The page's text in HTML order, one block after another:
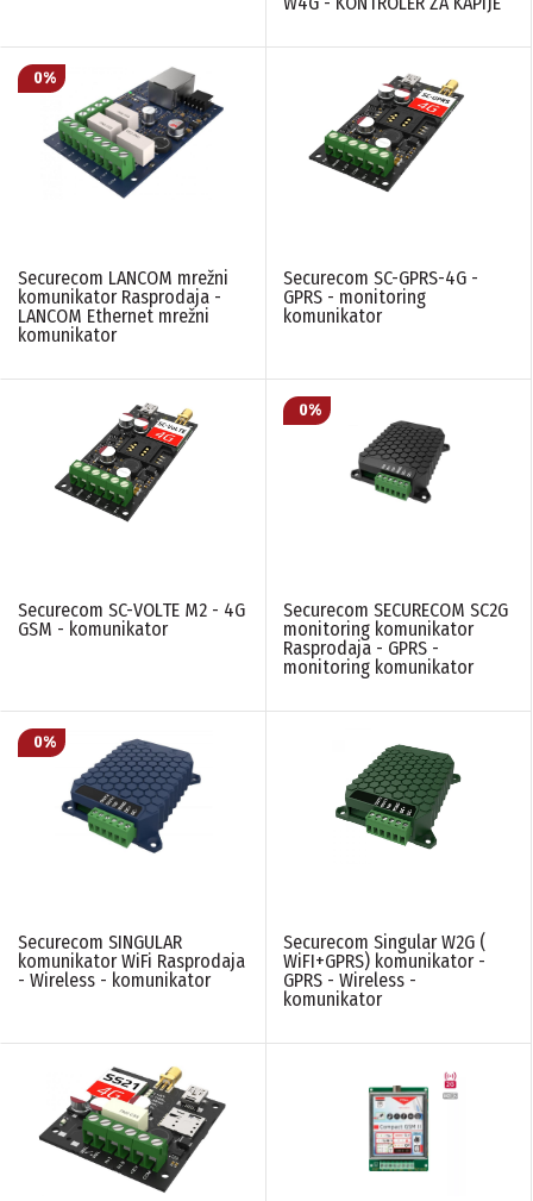
Securecom LANCOM mrežni
komunikator Rasprodaja -
LANCOM Ethernet mrežni
komunikator
Securecom SC-GPRS-4G -
GPRS - monitoring
komunikator
Securecom SC-VOLTE M2 - 4G
GSM - komunikator
Securecom SECURECOM SC2G
monitoring komunikator
Rasprodaja - GPRS -
monitoring komunikator
Securecom SINGULAR
komunikator WiFi Rasprodaja
- Wireless - komunikator
Securecom Singular W2G (
WiFI+GPRS) komunikator -
GPRS - Wireless -
komunikator